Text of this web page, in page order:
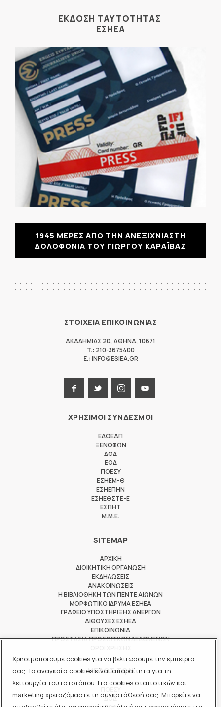
Χρησιμοποιούμε cookies για να βελτιώσουμε την εμπειρία
σας. Τα αναγκαία cookies είναι απαραίτητα για τη
λειτουργία του ιστοτόπου. Για cookies στατιστικών και
marketing χρειαζόμαστε τη συγκατάθεσή σας. Μπορείτε να
ΕΚΔΟΣΗ ΤΑΥΤΟΤΗΤΑΣ
ΕΣΗΕΑ
1945 ΜΕΡΕΣ ΑΠΟ ΤΗΝ ΑΝΕΞΙΧΝΙΑΣΤΗ
ΔΟΛΟΦΟΝΙΑ ΤΟΥ ΓΙΩΡΓΟΥ ΚΑΡΑΪΒΑΖ
ΣΤΟΙΧΕΙΑ ΕΠΙΚΟΙΝΩΝΙΑΣ
ΑΚΑΔΗΜΙΑΣ 20, ΑΘΗΝΑ, 10671
T.: 210-3675400
E.:INFO@ESIEA.GR
ΧΡΗΣΙΜΟΙ ΣΥΝΔΕΣΜΟΙ
ΕΔΟΕΑΠ
ΞΕΝΟΦΩΝ
ΔΟΔ
ΕΟΔ
ΠΟΕΣΥ
ΕΣΗΕΜ-Θ
ΕΣΗΕΠΗΝ
ΕΣΗΕΘΣΤΕ-Ε
ΕΣΠΗΤ
M.M.E.
SITEMAP
ΑΡΧΙΚΗ
ΔΙΟΙΚΗΤΙΚΗ ΟΡΓΑΝΩΣΗ
ΕΚΔΗΛΩΣΕΙΣ
ΑΝΑΚΟΙΝΩΣΕΙΣ
Η ΒΙΒΛΙΟΘΗΚΗ ΤΩΝ ΠΕΝΤΕ ΑΙΩΝΩΝ
ΜΟΡΦΩΤΙΚΟ ΙΔΡΥΜΑ ΕΣΗΕΑ
ΓΡΑΦΕΙΟ ΥΠΟΣΤΗΡΙΞΗΣ ΑΝΕΡΓΩΝ
ΑΙΘΟΥΣΕΣ ΕΣΗΕΑ
ΕΠΙΚΟΙΝΩΝΙΑ
ΠΡΟΣΤΑΣΙΑ ΠΡΟΣΩΠΙΚΩΝ ΔΕΔΟΜΕΝΩΝ
ΜΕΛΟΣ ΤΩΝ
ΔΟΔ